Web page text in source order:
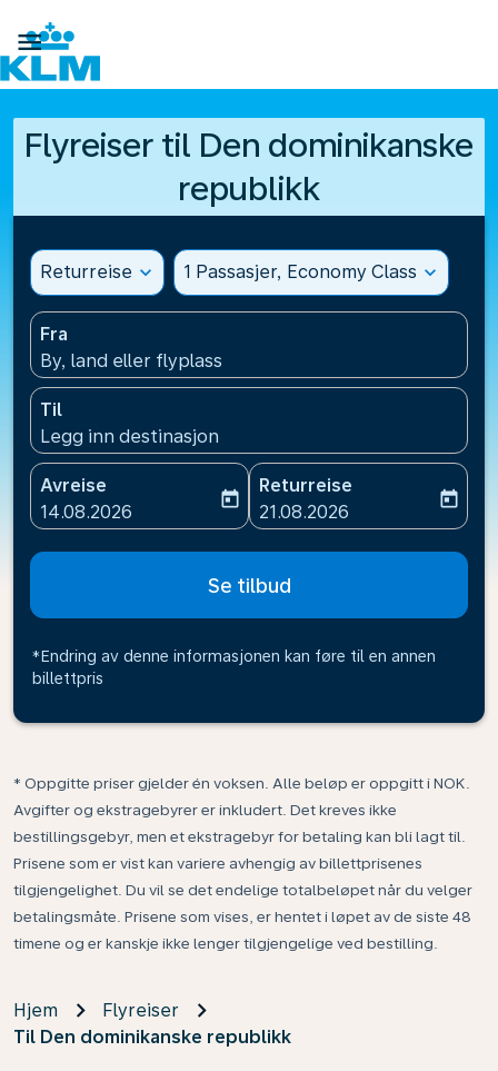

Flyreiser til Den dominikanske
republikk
Returreise expand_more 1 Passasjer, Economy Class expand_more
Fra
By, land eller flyplass
Til
Legg inn destinasjon
Avreise
fc-booking-departure-date-aria-label
14.08.2026
today
Returreise
fc-booking-return-date-
21.08.2026
today
Se tilbud
*Endring av denne informasjonen kan føre til en annen
billettpris
* Oppgitte priser gjelder én voksen. Alle beløp er oppgitt i NOK.
Avgifter og ekstragebyrer er inkludert. Det kreves ikke
bestillingsgebyr, men et ekstragebyr for betaling kan bli lagt til.
Prisene som er vist kan variere avhengig av billettprisenes
tilgjengelighet. Du vil se det endelige totalbeløpet når du velger
betalingsmåte. Prisene som vises, er hentet i løpet av de siste 48
timene og er kanskje ikke lenger tilgjengelige ved bestilling.
Hjem
Flyreiser
Til Den dominikanske republikk